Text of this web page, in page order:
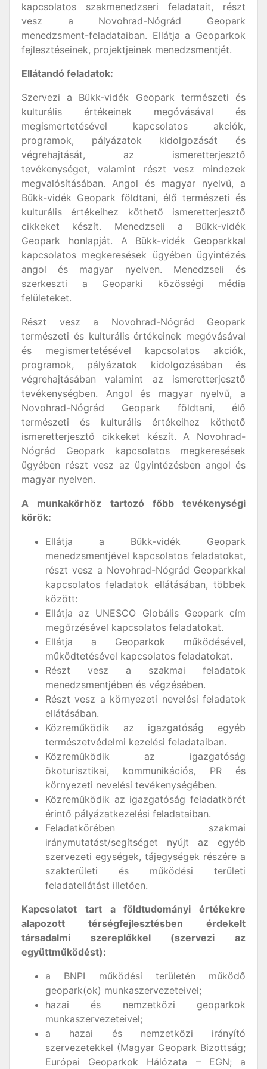
kapcsolatos szakmenedzseri feladatait, részt
vesz a Novohrad-Nógrád Geopark
menedzsment-feladataiban. Ellátja a Geoparkok
fejlesztéseinek, projektjeinek menedzsmentjét.
Ellátandó feladatok:
Szervezi a Bükk-vidék Geopark természeti és
kulturális értékeinek megóvásával és
megismertetésével kapcsolatos akciók,
programok, pályázatok kidolgozását és
végrehajtását, az ismeretterjesztő
tevékenységet, valamint részt vesz mindezek
megvalósításában. Angol és magyar nyelvű, a
Bükk-vidék Geopark földtani, élő természeti és
kulturális értékeihez köthető ismeretterjesztő
cikkeket készít. Menedzseli a Bükk-vidék
Geopark honlapját. A Bükk-vidék Geoparkkal
kapcsolatos megkeresések ügyében ügyintézés
angol és magyar nyelven. Menedzseli és
szerkeszti a Geoparki közösségi média
felületeket.
Részt vesz a Novohrad-Nógrád Geopark
természeti és kulturális értékeinek megóvásával
és megismertetésével kapcsolatos akciók,
programok, pályázatok kidolgozásában és
végrehajtásában valamint az ismeretterjesztő
tevékenységben. Angol és magyar nyelvű, a
Novohrad-Nógrád Geopark földtani, élő
természeti és kulturális értékeihez köthető
ismeretterjesztő cikkeket készít. A Novohrad-
Nógrád Geopark kapcsolatos megkeresések
ügyében részt vesz az ügyintézésben angol és
magyar nyelven.
A munkakörhöz tartozó főbb tevékenységi
körök:
Ellátja a Bükk-vidék Geopark
menedzsmentjével kapcsolatos feladatokat,
részt vesz a Novohrad-Nógrád Geoparkkal
kapcsolatos feladatok ellátásában, többek
között:
Ellátja az UNESCO Globális Geopark cím
megőrzésével kapcsolatos feladatokat.
Ellátja a Geoparkok működésével,
működtetésével kapcsolatos feladatokat.
Részt vesz a szakmai feladatok
menedzsmentjében és végzésében.
Részt vesz a környezeti nevelési feladatok
ellátásában.
Közreműködik az igazgatóság egyéb
természetvédelmi kezelési feladataiban.
Közreműködik az igazgatóság
ökoturisztikai, kommunikációs, PR és
környezeti nevelési tevékenységében.
Közreműködik az igazgatóság feladatkörét
érintő pályázatkezelési feladataiban.
Feladatkörében szakmai
iránymutatást/segítséget nyújt az egyéb
szervezeti egységek, tájegységek részére a
szakterületi és működési területi
feladatellátást illetően.
Kapcsolatot tart a földtudományi értékekre
alapozott térségfejlesztésben érdekelt
társadalmi szereplőkkel (szervezi az
együttműködést):
a BNPI működési területén működő
geopark(ok) munkaszervezeteivel;
hazai és nemzetközi geoparkok
munkaszervezeteivel;
a hazai és nemzetközi irányító
szervezetekkel (Magyar Geopark Bizottság;
Európai Geoparkok Hálózata – EGN; a